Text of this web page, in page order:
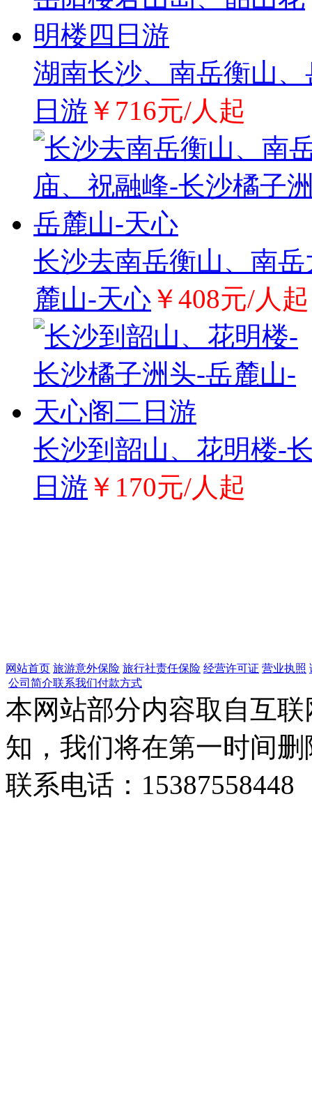
湖南长沙、南岳衡山
日游 ￥716元/人起
长沙去南岳衡山、南
麓山-天心 ￥408元/人起
长沙到韶山、花明楼-
日游 ￥170元/人起
网站首页 旅游意外保险 旅行社责任保险 经营许可证 营业执照
公司简介联系我们付款方式
本网站部分内容取自互
知，我们将在第一时间
联系电话：15387558448